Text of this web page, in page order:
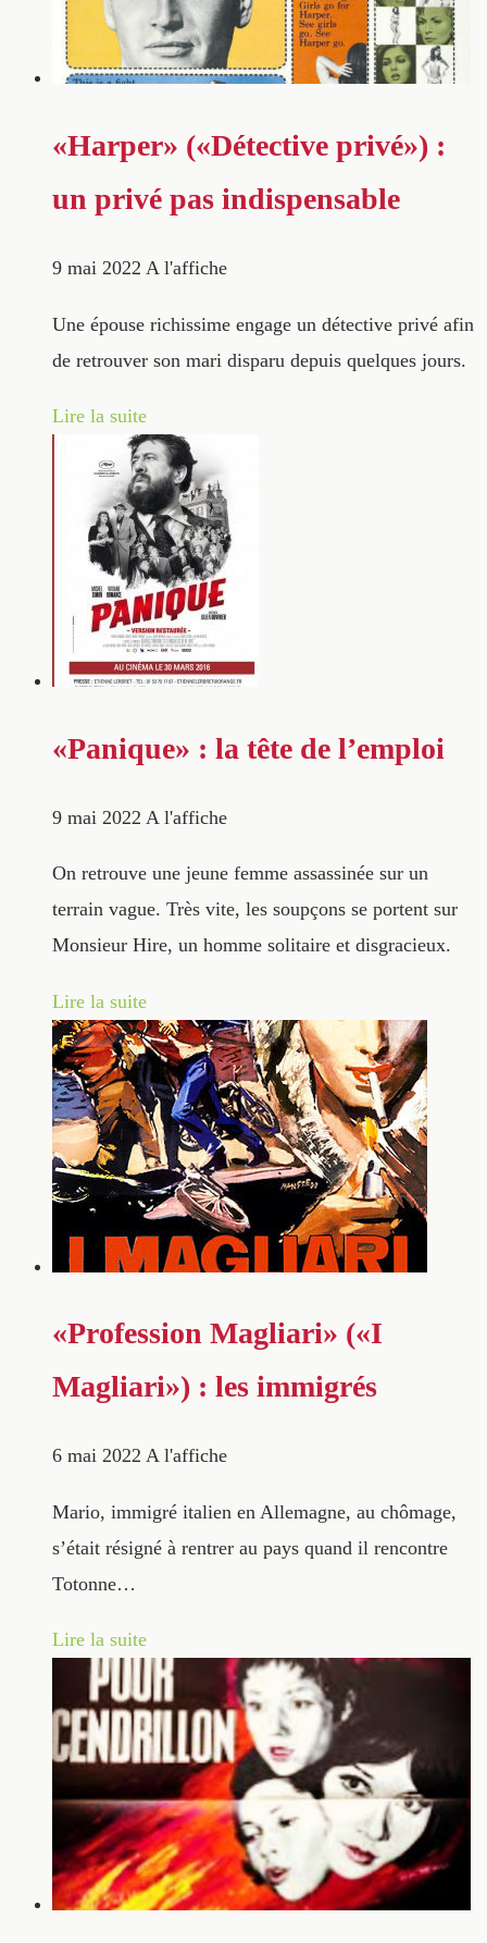
«Harper» («Détective privé») :
un privé pas indispensable
9 mai 2022 A l'affiche
Une épouse richissime engage un détective privé afin
de retrouver son mari disparu depuis quelques jours.
Lire la suite
«Panique» : la tête de l’emploi
9 mai 2022 A l'affiche
On retrouve une jeune femme assassinée sur un
terrain vague. Très vite, les soupçons se portent sur
Monsieur Hire, un homme solitaire et disgracieux.
Lire la suite
«Profession Magliari» («I
Magliari») : les immigrés
6 mai 2022 A l'affiche
Mario, immigré italien en Allemagne, au chômage,
s’était résigné à rentrer au pays quand il rencontre
Totonne…
Lire la suite